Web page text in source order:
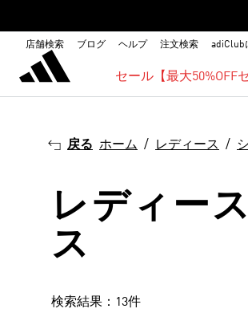
店舗検索 ブログ ヘルプ 注文検索 adiClub
セール【最大50%OFF
戻る ホーム レディース
レディー
ス
検索結果：13件